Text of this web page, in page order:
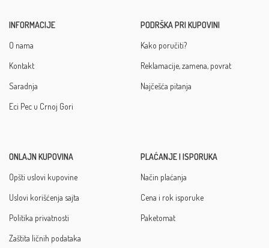
INFORMACIJE
O nama
Kontakt
Saradnja
Eci Pec u Crnoj Gori
PODRŠKA PRI KUPOVINI
Kako poručiti?
Reklamacije, zamena, povrat
Najčešća pitanja
ONLAJN KUPOVINA
Opšti uslovi kupovine
Uslovi korišćenja sajta
Politika privatnosti
Zaštita ličnih podataka
PLAĆANJE I ISPORUKA
Način plaćanja
Cena i rok isporuke
Paketomat